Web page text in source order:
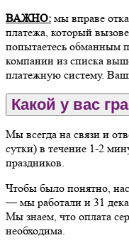
ВАЖНО: мы вправе
платежа, который
попытаетесь обманным
компании из списка
платежную систему.
Какой у вас
Мы всегда на связи и
сутки) в течение 1-2
праздников.
Чтобы было понятно,
— мы работали и 31
Мы знаем, что оплата
необходима.